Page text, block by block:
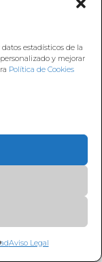
estadísticos de la
y mejorar
Política de Cookies
Aviso Legal